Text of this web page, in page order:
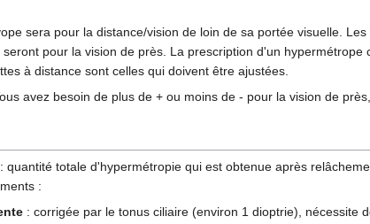
sera pour la distance/vision de loin de sa portée visuelle. Les
seront pour la vision de près. La prescription d'un
à distance sont celles qui doivent être ajustées.
avez besoin de plus de + ou moins de - pour la vision de
: quantité totale d'hypermétropie qui est obtenue après
:
: corrigée par le tonus ciliaire (environ 1 dioptrie), nécessite